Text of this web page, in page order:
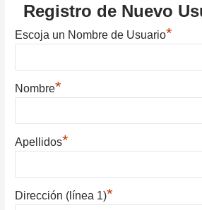
Registro de Nuevo
Escoja un Nombre de Usuario*
Nombre*
Apellidos*
Dirección (línea 1)*